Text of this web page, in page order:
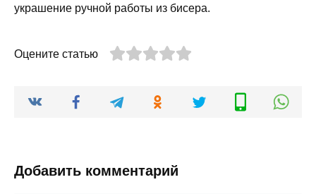
украшение ручной работы из бисера.
Оцените статью
Добавить комментарий